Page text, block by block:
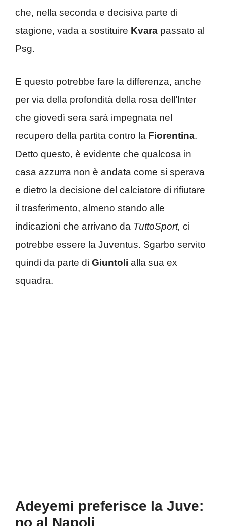
che, nella seconda e decisiva parte di
stagione, vada a sostituire Kvara passato al
Psg.
E questo potrebbe fare la differenza, anche
per via della profondità della rosa dell’Inter
che giovedì sera sarà impegnata nel
recupero della partita contro la Fiorentina.
Detto questo, è evidente che qualcosa in
casa azzurra non è andata come si sperava
e dietro la decisione del calciatore di rifiutare
il trasferimento, almeno stando alle
indicazioni che arrivano da TuttoSport, ci
potrebbe essere la Juventus. Sgarbo servito
quindi da parte di Giuntoli alla sua ex
squadra.
Adeyemi preferisce la Juve:
no al Napoli